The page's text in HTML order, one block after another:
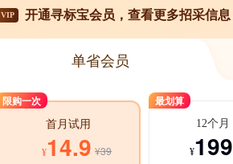
VIP 开通寻标宝会员，查看更多招采信息
单省会员
限购一次
首月试用
¥14.9 ¥39
最划算
12个月
¥199